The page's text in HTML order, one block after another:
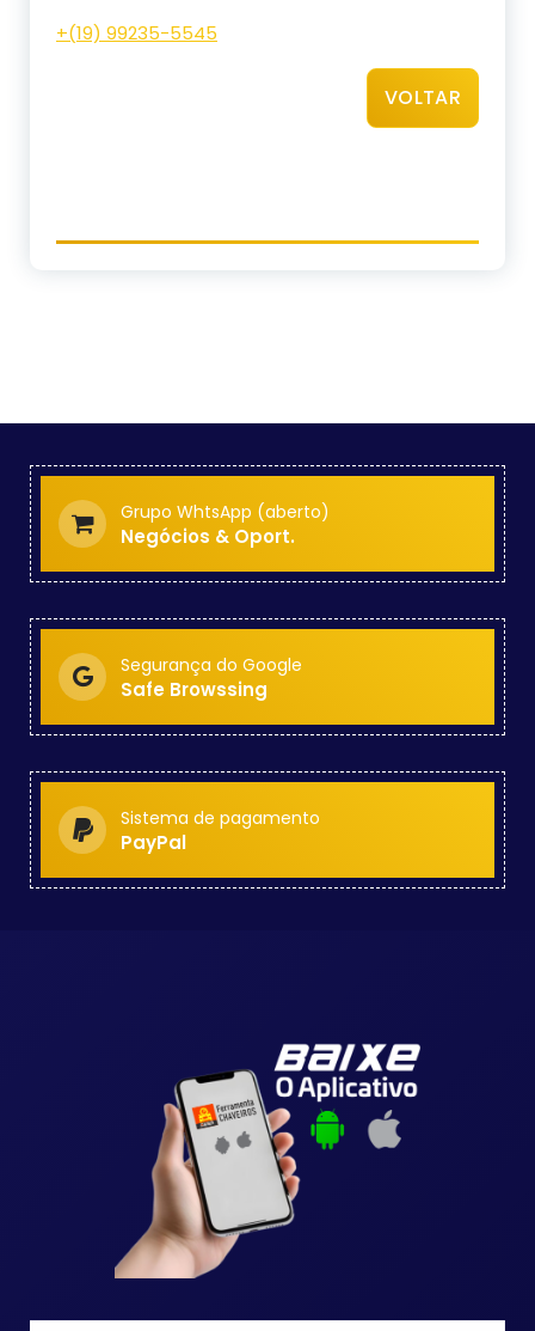
+(19) 99235-5545
VOLTAR
Grupo WhtsApp (aberto)
Negócios & Oport.
Segurança do Google
Safe Browssing
Sistema de pagamento
PayPal